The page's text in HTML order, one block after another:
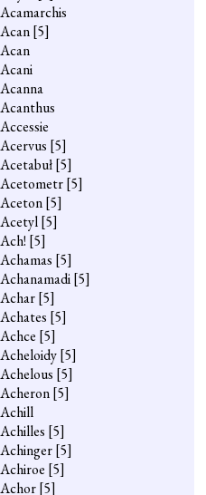
Acamarchis
Acan[5]
Acan
Acani
Acanna
Acanthus
Accessie
Acervus [5]
Acetabuł[5]
Acetometr[5]
Aceton[5]
Acetyl[5]
Ach! [5]
Achamas [5]
Achanamadi[5]
Achar[5]
Achates [5]
Achce [5]
Acheloidy[5]
Achelous [5]
Acheron[5]
Achill
Achilles [5]
Achinger[5]
Achiroe [5]
Achor[5]